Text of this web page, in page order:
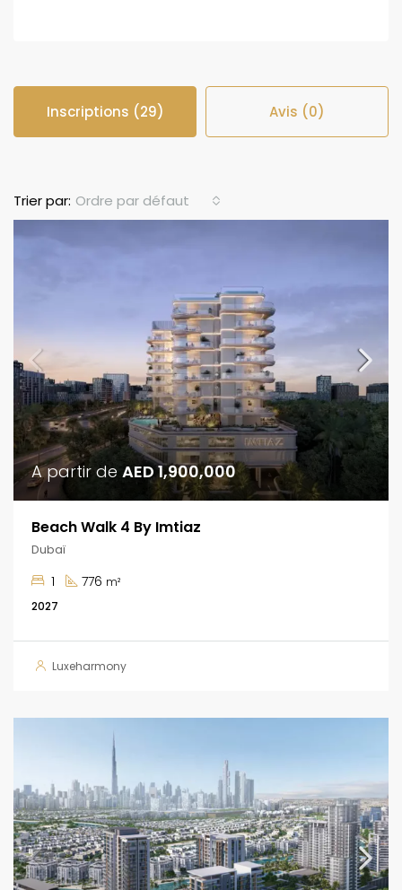
Inscriptions (29) Avis (0)
Trier par: Ordre par défaut
A partir de AED 1,900,000
Beach Walk 4 By Imtiaz
Dubaï
1 776 m²
2027
Luxeharmony